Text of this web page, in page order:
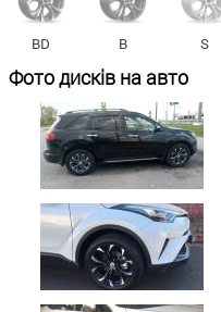
BD B S
Фото дисків на авто